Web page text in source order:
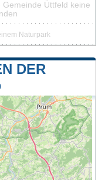
Gemeinde Üttfeld keine
Naturpark
DER